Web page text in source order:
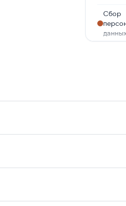
Сбор